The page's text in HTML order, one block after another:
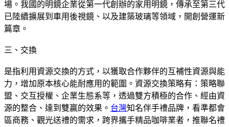
場。我國的明鏡企業從第一代創辦的家用明鏡，傳承至第三代
已陸續擴展到車用後視鏡、以及建築玻璃等領域，開創營運新
篇章。
三、交換
是指利用資源交換的方式，以獲取合作夥伴的互補性資源與能
力，增加原本核心能耐應用的範圍。資源交換策略有：策略聯
盟、交互授權、企業生態系等，透過雙方積極的合作、經由資
源的整合、達到雙贏的效果。 台灣知名伴手禮品牌，看準都會
區商務、觀光送禮的需求，跨界攜手精品咖啡業者，推聯名禮